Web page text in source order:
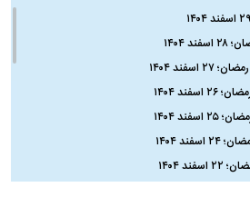
۱۴۰۴
۱۴۰۴
۱۴۰۴
۱۴۰۴
۱۴۰۴
۱۴۰۴